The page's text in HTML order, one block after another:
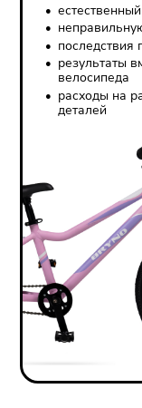
результаты
велосипеда
расходы на
деталей